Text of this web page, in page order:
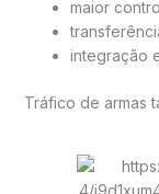
maior
integração
Tráfico de armas